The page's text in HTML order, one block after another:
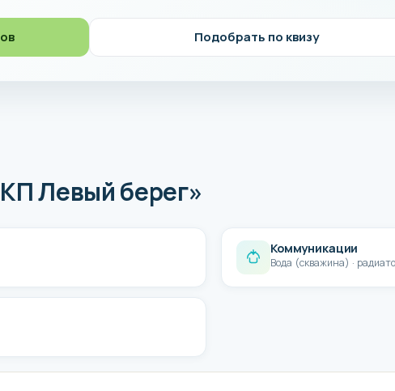
Подобрать по квизу
Левый берег»
Коммуникации
Вода (скважина) ·